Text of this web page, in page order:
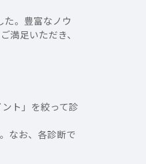
た。豊富なノウ
満足いただき、
ト」を絞って診
なお、各診断で